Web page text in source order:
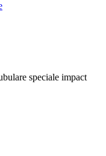
speciale impact